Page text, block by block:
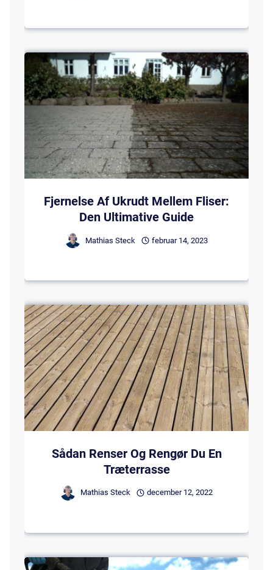
Fjernelse Af Ukrudt Mellem Fliser:
Den Ultimative Guide
Mathias Steck februar 14, 2023
Sådan Renser Og Rengør Du En
Træterrasse
Mathias Steck december 12, 2022